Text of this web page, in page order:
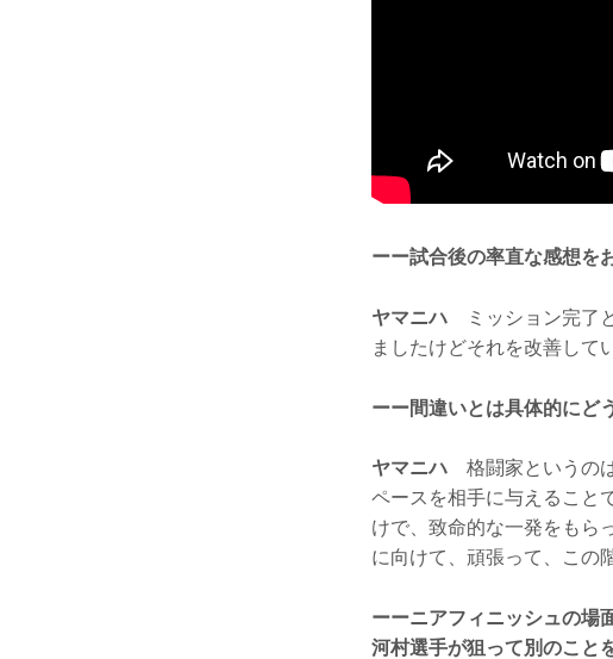
ーー試合後の率直な感想を
ヤマニハ ミッション完了
ましたけどそれを改善して
ーー間違いとは具体的にど
ヤマニハ 格闘家というの
ペースを相手に与えること
けで、致命的な一発をもら
に向けて、頑張って、この
ーーニアフィニッシュの場
河村選手が狙って別のこと